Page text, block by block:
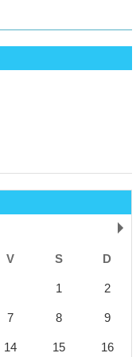
V S D
1 2
7 8 9
14 15 16